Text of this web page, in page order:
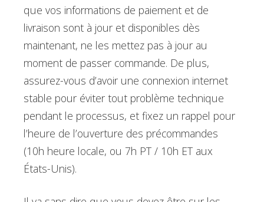
que vos informations de paiement et de
livraison sont à jour et disponibles dès
maintenant, ne les mettez pas à jour au
moment de passer commande. De plus,
assurez-vous d’avoir une connexion internet
stable pour éviter tout problème technique
pendant le processus, et fixez un rappel pour
l’heure de l’ouverture des précommandes
(10h heure locale, ou 7h PT / 10h ET aux
États-Unis).